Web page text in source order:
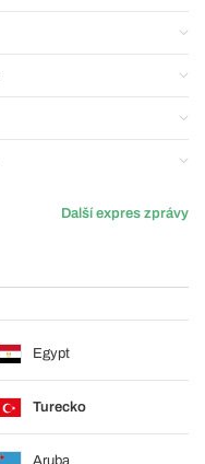
Další expres zprávy
Egypt
Turecko